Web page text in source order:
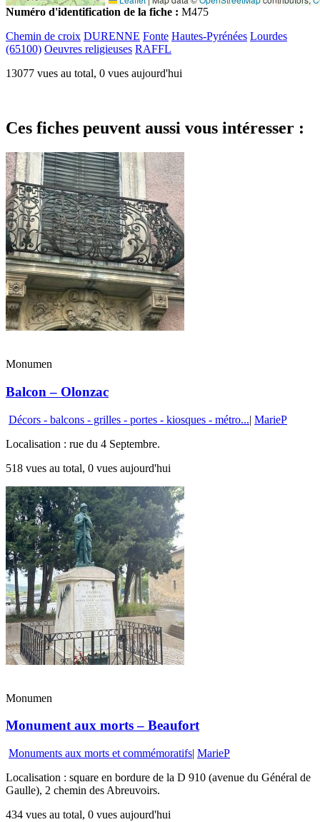
Numéro d'identification de la fiche : M475
Chemin de croix DURENNE Fonte Hautes-Pyrénées Lourdes
(65100) Oeuvres religieuses RAFFL
13077 vues au total, 0 vues aujourd'hui
Ces fiches peuvent aussi vous intéresser :
Monumen
Balcon – Olonzac
Décors - balcons - grilles - portes - kiosques - métro...| MarieP
Localisation : rue du 4 Septembre.
518 vues au total, 0 vues aujourd'hui
Monumen
Monument aux morts – Beaufort
Monuments aux morts et commémoratifs| MarieP
Localisation : square en bordure de la D 910 (avenue du Général de
Gaulle), 2 chemin des Abreuvoirs.
434 vues au total, 0 vues aujourd'hui